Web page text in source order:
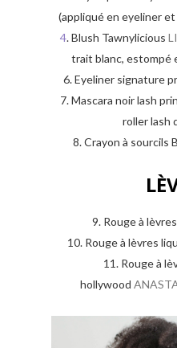
(appliqué en eyeliner
4. Blush Tawnylicious
trait blanc, estompé
6. Eyeliner signature
7. Mascara noir lash
roller lash
8. Crayon à sourcils
9. Rouge à
10. Rouge à lèvres
11. Rouge à
hollywood